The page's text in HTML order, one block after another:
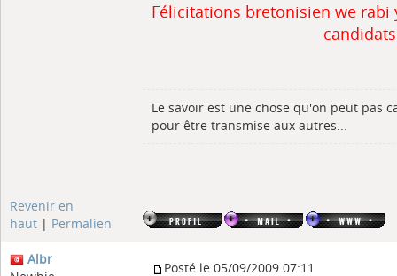
Félicitations bretonisien we rabi
candidats
Le savoir est une chose qu'on peut pas
pour être transmise aux autres...
Revenir en
haut | Permalien
Albr
Posté le 05/09/2009 07:11